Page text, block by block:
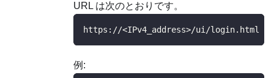
URL は次のとおりです。
https://<IPv4_address>/ui/login.html
例: